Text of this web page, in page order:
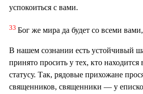
успокоиться с вами.
33 Бог же мира да будет со всеми
В нашем сознании есть устойчивый
принято просить у тех, кто
статусу. Так, рядовые прихожане
священников, священники — у